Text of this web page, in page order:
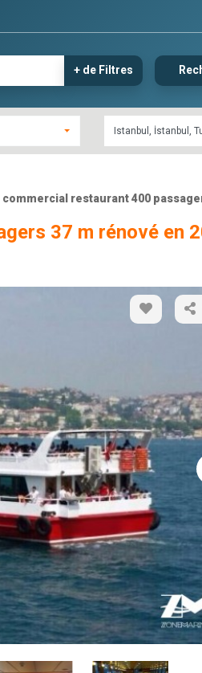
+ de Filtres
commercial restaurant 400
37 m rénové en